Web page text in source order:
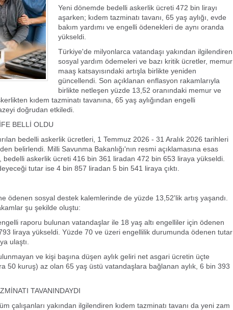
Yeni dönemde bedelli askerlik ücreti 472 bin lirayı
aşarken; kıdem tazminatı tavanı, 65 yaş aylığı, evde
bakım yardımı ve engelli ödenekleri de aynı oranda
yükseldi.
Türkiye'de milyonlarca vatandaşı yakından ilgilendiren
sosyal yardım ödemeleri ve bazı kritik ücretler, memur
maaş katsayısındaki artışla birlikte yeniden
güncellendi. Son açıklanan enflasyon rakamlarıyla
birlikte netleşen yüzde 13,52 oranındaki memur ve
kıdem tazminatı tavanına, 65 yaş aylığından engelli
doğrudan etkiledi.
BELLİ OLDU
bedelli askerlik ücretleri, 1 Temmuz 2026 - 31 Aralık 2026 tarihleri
belirlendi. Milli Savunma Bakanlığı'nın resmi açıklamasına esas
askerlik ücreti 416 bin 361 liradan 472 bin 653 liraya yükseldi.
tutar ise 4 bin 857 liradan 5 bin 541 liraya çıktı.
ödenen sosyal destek kalemlerinde de yüzde 13,52'lik artış yaşandı.
şu şekilde oluştu:
raporu bulunan vatandaşlar ile 18 yaş altı engelliler için ödenen
liraya yükseldi. Yüzde 70 ve üzeri engellilik durumunda ödenen tutar
ulaştı.
ve kişi başına düşen aylık geliri net asgari ücretin üçte
50 kuruş) az olan 65 yaş üstü vatandaşlara bağlanan aylık, 6 bin 393
TAVANINDAYDI
çalışanları yakından ilgilendiren kıdem tazminatı tavanı da yeni zam